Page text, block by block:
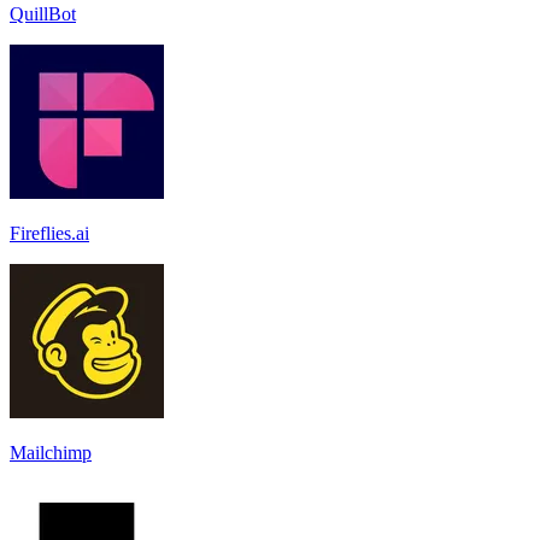
QuillBot
Fireflies.ai
Mailchimp